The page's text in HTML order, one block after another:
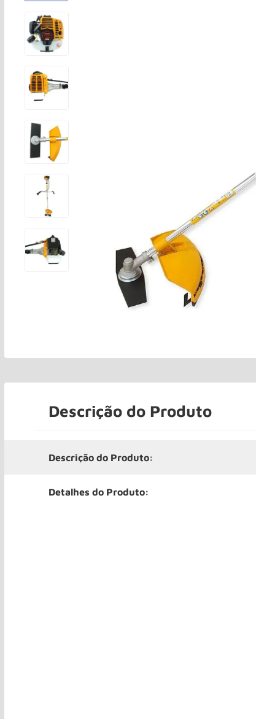
Descrição do Produto
Descrição do Produto:
Detalhes do Produto: